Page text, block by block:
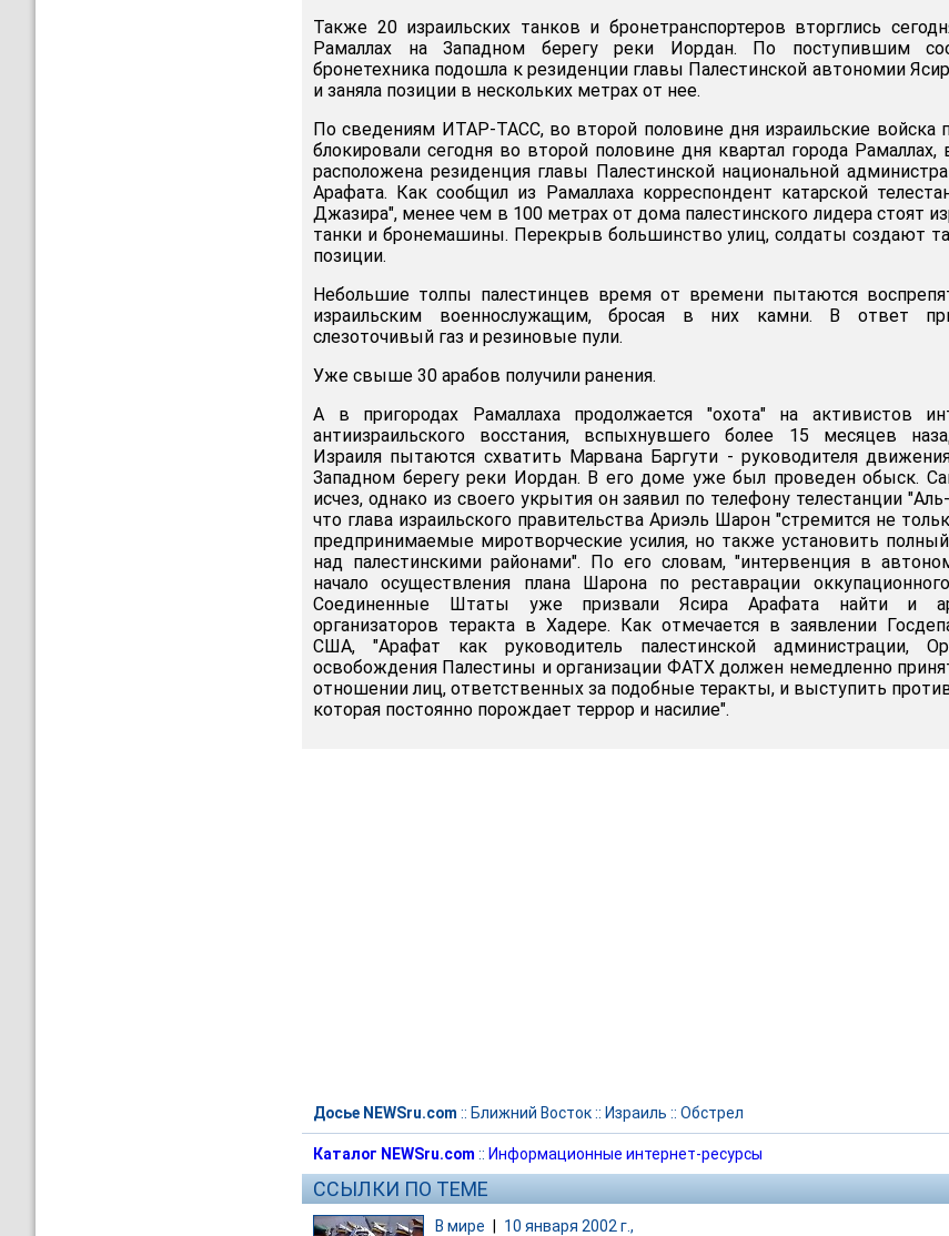
Также 20 израильских танков и бронетранспортеров вторглись
Рамаллах на Западном берегу реки Иордан. По поступившим
бронетехника подошла к резиденции главы Палестинской автономии
и заняла позиции в нескольких метрах от нее.
По сведениям ИТАР-ТАСС, во второй половине дня израильские войска
блокировали сегодня во второй половине дня квартал города
расположена резиденция главы Палестинской национальной
Арафата. Как сообщил из Рамаллаха корреспондент катарской
Джазира", менее чем в 100 метрах от дома палестинского лидера стоят
танки и бронемашины. Перекрыв большинство улиц, солдаты создают
позиции.
Небольшие толпы палестинцев время от времени пытаются
израильским военнослужащим, бросая в них камни. В ответ
слезоточивый газ и резиновые пули.
Уже свыше 30 арабов получили ранения.
А в пригородах Рамаллаха продолжается "охота" на активистов
антиизраильского восстания, вспыхнувшего более 15 месяцев
Израиля пытаются схватить Марвана Баргути - руководителя
Западном берегу реки Иордан. В его доме уже был проведен обыск.
исчез, однако из своего укрытия он заявил по телефону телестанции
что глава израильского правительства Ариэль Шарон "стремится не
предпринимаемые миротворческие усилия, но также установить
над палестинскими районами". По его словам, "интервенция в
начало осуществления плана Шарона по реставрации
Соединенные Штаты уже призвали Ясира Арафата найти и
организаторов теракта в Хадере. Как отмечается в заявлении
США, "Арафат как руководитель палестинской администрации,
освобождения Палестины и организации ФАТХ должен немедленно
отношении лиц, ответственных за подобные теракты, и выступить
которая постоянно порождает террор и насилие".
Досье NEWSru.com :: Ближний Восток:: Израиль :: Обстрел
Каталог NEWSru.com :: Информационные интернет-ресурсы
ССЫЛКИ ПО ТЕМЕ
В мире 10 января 2002 г.,